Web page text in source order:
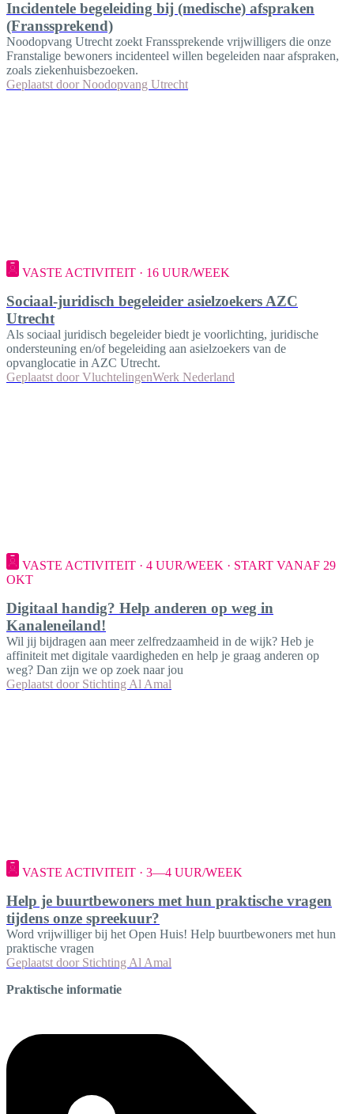
Incidentele begeleiding bij (medische) afspraken
(Franssprekend)
Noodopvang Utrecht zoekt Franssprekende vrijwilligers die onze
Franstalige bewoners incidenteel willen begeleiden naar afspraken,
zoals ziekenhuisbezoeken.
Geplaatst door Noodopvang Utrecht
VASTE ACTIVITEIT · 16 UUR/WEEK
Sociaal-juridisch begeleider asielzoekers AZC
Utrecht
Als sociaal juridisch begeleider biedt je voorlichting, juridische
ondersteuning en/of begeleiding aan asielzoekers van de
opvanglocatie in AZC Utrecht.
Geplaatst door VluchtelingenWerk Nederland
VASTE ACTIVITEIT · 4 UUR/WEEK · START VANAF 29
OKT
Digitaal handig? Help anderen op weg in
Kanaleneiland!
Wil jij bijdragen aan meer zelfredzaamheid in de wijk? Heb je
affiniteit met digitale vaardigheden en help je graag anderen op
weg? Dan zijn we op zoek naar jou
Geplaatst door Stichting Al Amal
VASTE ACTIVITEIT · 3—4 UUR/WEEK
Help je buurtbewoners met hun praktische vragen
tijdens onze spreekuur?
Word vrijwilliger bij het Open Huis! Help buurtbewoners met hun
praktische vragen
Geplaatst door Stichting Al Amal
Praktische informatie